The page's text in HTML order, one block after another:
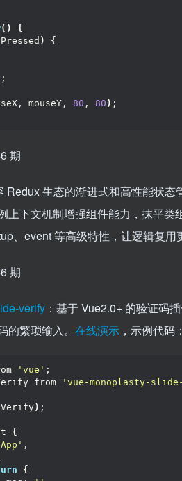
()
{
)
{
;
mouseY, 80 , 80 ) ;
Redux 生态的渐进式和高性能状
上下文机制增强组件能力，抹平
、event 等高级特性，让逻辑复
verify ：基于 Vue2.0+ 的验证码
繁琐输入。 在线演示 ，示例代码：
'vue' ;
from
'vue-monoplasty-
) ;
{
,
{